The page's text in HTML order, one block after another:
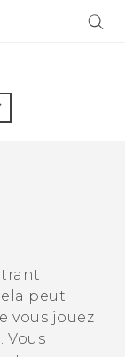
peut
vous jouez
Vous